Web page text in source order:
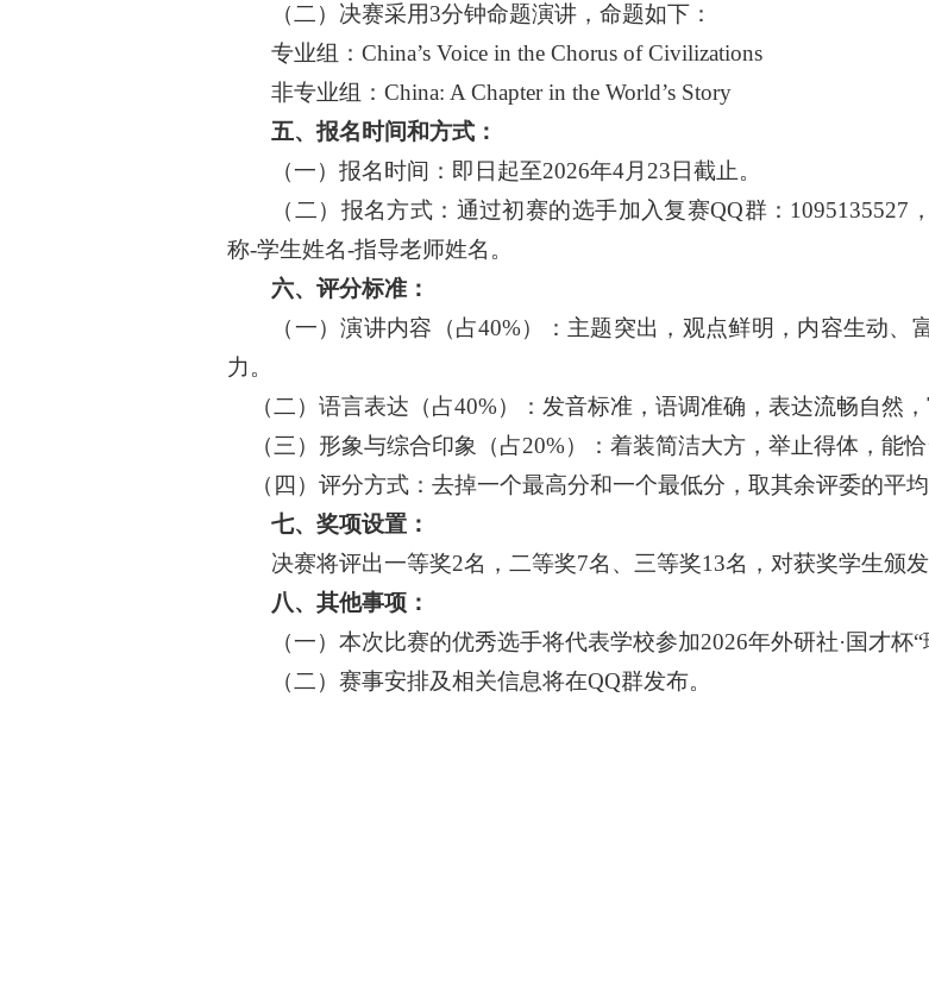
（二）决赛采用3分钟命题演讲，命题如下：
专业组：China’s Voice in the Chorus of Civilizations
非专业组：China: A Chapter in the World’s Story
五、报名时间和方式 ：
（一）报名时间：即日起至2026年4月23日截止。
（二）报名方式：通过初赛的选手加入复赛QQ群： 1095135527
称-学生姓名-指导老师姓名。
六、评分标准：
（一）演讲内容（占40%）：主题突出，观点鲜明，内容生动、
力。
（二）语言表达（占40%）：发音标准，语调准确，表达流畅自然，
（三） 形象与综合印象（占20%）：着装简洁大方，举止得体，能
（四）评分方式：去掉一个最高分和一个最低分，取其余评委的平
七、奖项设置 ：
决赛将评出一等奖2名， 二等奖7名 、 三等奖13名 ， 对获奖学生颁
八、其他事项：
（一）本次比赛的优秀选手将代表学校参加2026年外研社·国才杯
（二）赛事安排及相关信息将在QQ群发布。